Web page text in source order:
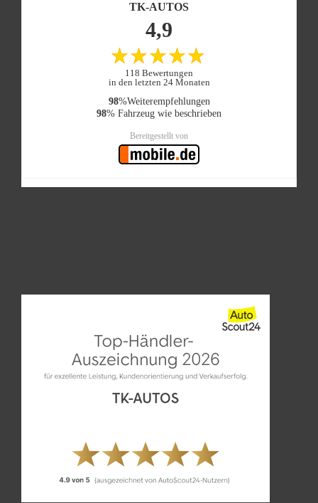
TK-AUTOS
4,9
118 Bewertungen
in den letzten 24 Monaten
98%Weiterempfehlungen
98% Fahrzeug wie beschrieben
Bereitgestellt von